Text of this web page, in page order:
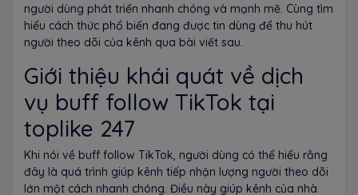
người dùng phát triển nhanh chóng và mạnh mẽ. Cùng tìm
hiểu cách thức phổ biến đang được tin dùng để thu hút
người theo dõi của kênh qua bài viết sau.
Giới thiệu khái quát về dịch
vụ buff follow TikTok tại
toplike 247
Khi nói về buff follow TikTok, người dùng có thể hiểu rằng
đây là quá trình giúp kênh tiếp nhận lượng người theo dõi
lớn một cách nhanh chóng. Điều này giúp kênh của nhà